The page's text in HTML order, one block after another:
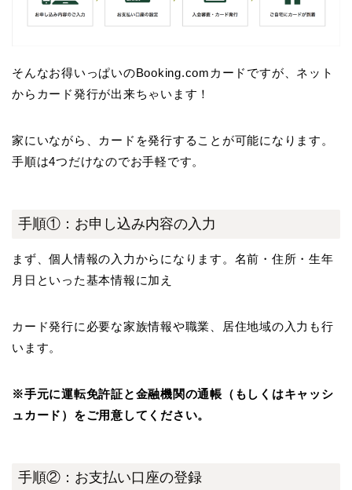
そんなお得いっぱいのBooking.comカードですが、ネット
からカード発行が出来ちゃいます！
家にいながら、カードを発行することが可能になります。
手順は4つだけなのでお手軽です。
手順①：お申し込み内容の入力
まず、個人情報の入力からになります。名前・住所・生年
月日といった基本情報に加え
カード発行に必要な家族情報や職業、居住地域の入力も行
います。
※手元に運転免許証と金融機関の通帳（もしくはキャッシ
ュカード）をご用意してください。
手順②：お支払い口座の登録